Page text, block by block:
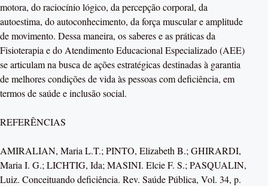
motora, do raciocínio lógico, da percepção corporal, da
autoestima, do autoconhecimento, da força muscular e amplitude
de movimento. Dessa maneira, os saberes e as práticas da
Fisioterapia e do Atendimento Educacional Especializado (AEE)
se articulam na busca de ações estratégicas destinadas à garantia
de melhores condições de vida às pessoas com deficiência, em
termos de saúde e inclusão social.
REFERÊNCIAS
AMIRALIAN, Maria L.T.; PINTO, Elizabeth B.; GHIRARDI,
Maria I. G.; LICHTIG, Ida; MASINI. Elcie F. S.; PASQUALIN,
Luiz. Conceituando deficiência. Rev. Saúde Pública, Vol. 34, p.